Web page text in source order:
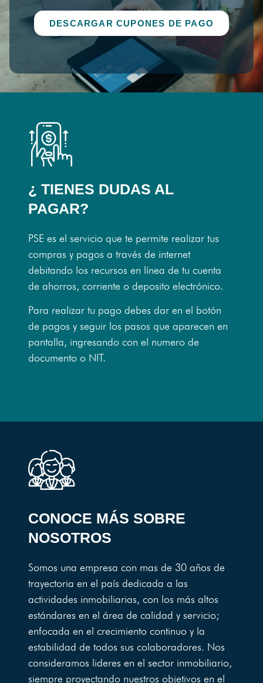
DESCARGAR CUPONES DE PAGO
¿ TIENES DUDAS AL
PAGAR?
PSE es el servicio que te permite realizar tus
compras y pagos a través de internet
debitando los recursos en línea de tu cuenta
de ahorros, corriente o deposito electrónico.
Para realizar tu pago debes dar en el botón
de pagos y seguir los pasos que aparecen en
pantalla, ingresando con el numero de
documento o NIT.
CONOCE MÁS SOBRE
NOSOTROS
Somos una empresa con mas de 30 años de
trayectoria en el país dedicada a las
actividades inmobiliarias, con los más altos
estándares en el área de calidad y servicio;
enfocada en el crecimiento continuo y la
estabilidad de todos sus colaboradores. Nos
consideramos lideres en el sector inmobiliario,
siempre proyectando nuestros objetivos en el